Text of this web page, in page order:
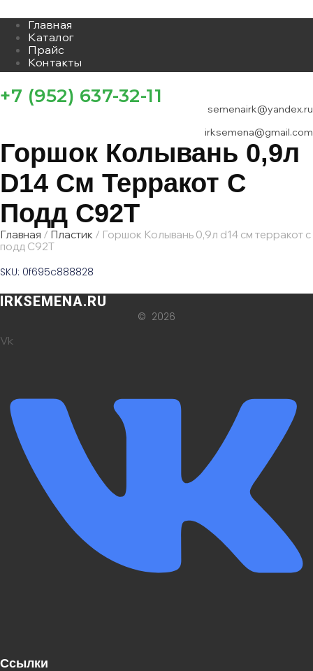
Главная
Каталог
Прайс
Контакты
+7 (952) 637-32-11
semenairk@yandex.ru
irksemena@gmail.com
Горшок Колывань 0,9л
D14 См Терракот С
Подд С92Т
Главная / Пластик / Горшок Колывань 0,9л d14 см терракот с
подд С92Т
SKU: 0f695c888828
IRKSEMENA.RU
© 2026
Vk
Ссылки